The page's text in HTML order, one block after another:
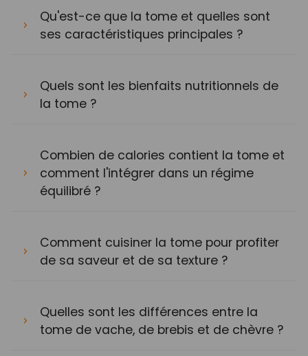
Qu'est-ce que la tome et quelles sont
ses caractéristiques principales ?
Quels sont les bienfaits nutritionnels de
la tome ?
Combien de calories contient la tome et
comment l'intégrer dans un régime
équilibré ?
Comment cuisiner la tome pour profiter
de sa saveur et de sa texture ?
Quelles sont les différences entre la
tome de vache, de brebis et de chèvre ?